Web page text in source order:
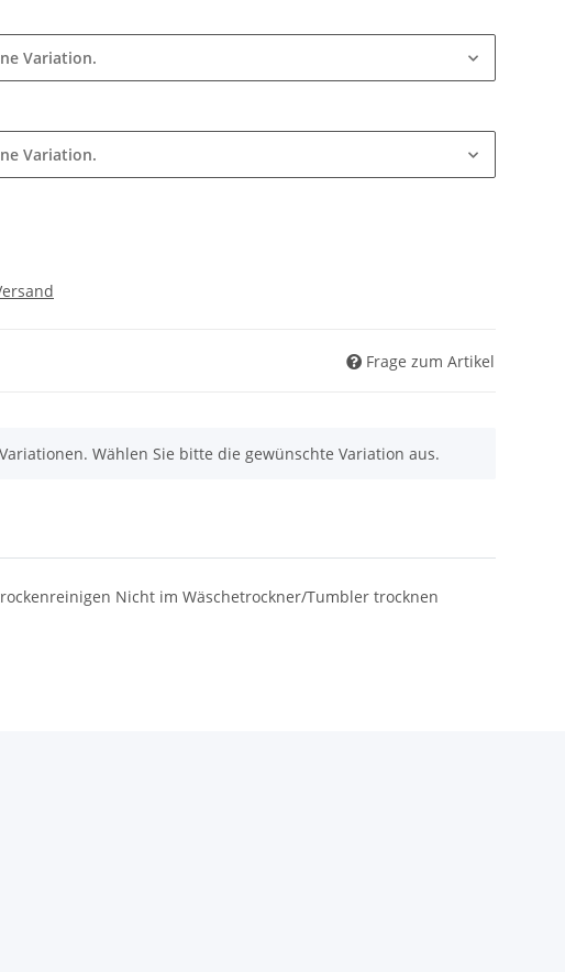
Variation.
Variation.
Frage zum Artikel
Wählen Sie bitte die gewünschte Variation aus.
Nicht im Wäschetrockner/Tumbler trocknen